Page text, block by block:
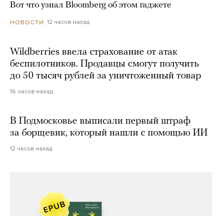
Вот что узнал Bloomberg об этом гаджете
НОВОСТИ 12 часов назад
Wildberries ввела страхование от атак
беспилотников. Продавцы смогут получить
до 50 тысяч рублей за уничтоженный товар
16 часов назад
В Подмосковье выписали первый штраф
за борщевик, который нашли с помощью ИИ
12 часов назад